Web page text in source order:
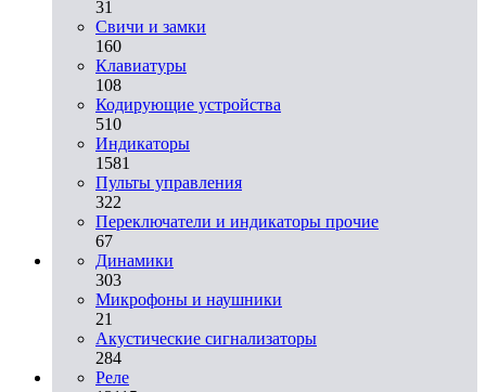
31
Свичи и замки
160
Клавиатуры
108
Кодирующие устройства
510
Индикаторы
1581
Пульты управления
322
Переключатели и индикаторы прочие
67
Динамики
303
Микрофоны и наушники
21
Акустические сигнализаторы
284
Реле